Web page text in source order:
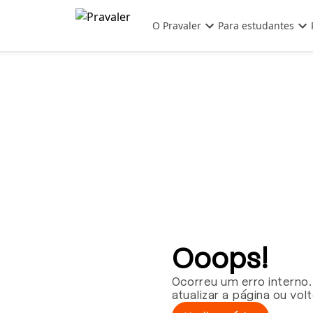
Pular para o conteúdo principal
O Pravaler Para estudantes
Ooops!
Ocorreu um erro
atualizar a página ou